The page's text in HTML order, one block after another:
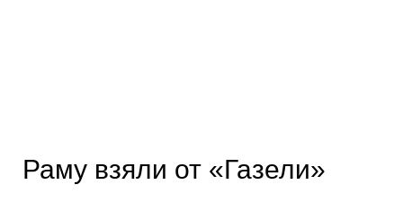
Раму взяли от «Газели»